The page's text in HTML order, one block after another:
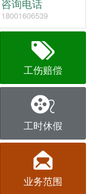
咨询电话
18001606539
工伤赔偿
工时休假
业务范围